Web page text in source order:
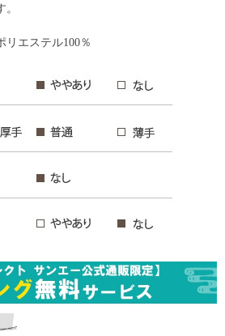
ポリエステル100％